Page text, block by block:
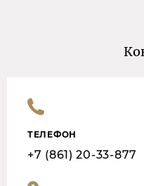
ТЕЛЕФОН
+7 (861) 20-33-877